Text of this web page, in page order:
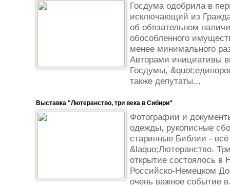
Госдума одобрила в
исключающий из
об обязательном
обособленного
менее минимального
Авторами инициативы
Госдумы,
также депутаты...
Выставка "Лютеранство, три века в Сибири"
Фотографии и
одежды, рукописные
старинные Библии -
&laquo;Лютеранство.
открытие состоялось в
Российско-Немецком
очень важное событие